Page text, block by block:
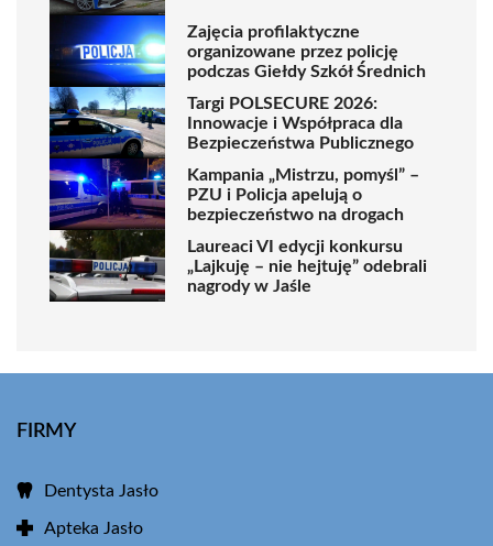
Zajęcia profilaktyczne
organizowane przez policję
podczas Giełdy Szkół Średnich
Targi POLSECURE 2026:
Innowacje i Współpraca dla
Bezpieczeństwa Publicznego
Kampania „Mistrzu, pomyśl” –
PZU i Policja apelują o
bezpieczeństwo na drogach
Laureaci VI edycji konkursu
„Lajkuję – nie hejtuję” odebrali
nagrody w Jaśle
FIRMY
Dentysta Jasło
Apteka Jasło